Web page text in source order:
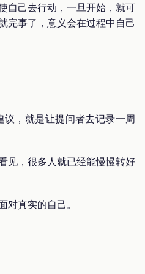
自己去行动，一旦开始，就可
完事了，意义会在过程中自己
议，就是让提问者去记录一周
见，很多人就已经能慢慢转好
真实的自己。